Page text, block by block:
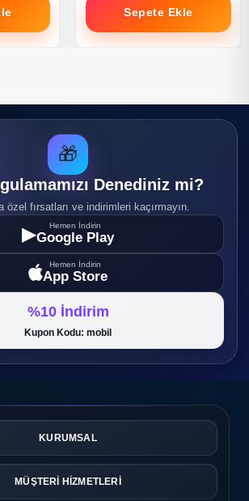
Sepete Ekle
🎁
Denediniz mi?
özel fırsatları ve indirimleri kaçırmayın.
▶ Hemen İndirin
Google Play
Hemen İndirin
App Store
%10 İndirim
Kupon Kodu: mobil
KURUMSAL
MÜŞTERİ HİZMETLERİ